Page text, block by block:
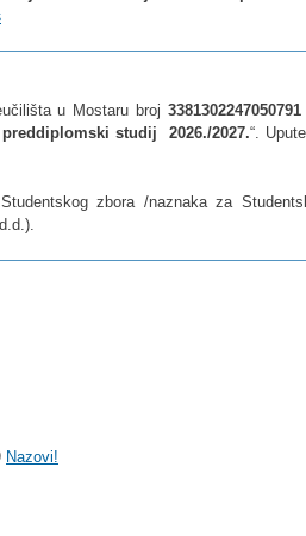
u Mostaru broj 3381302247050791
studij 2026./2027.“.
zbora /naznaka za
Nazovi!